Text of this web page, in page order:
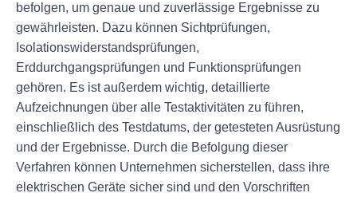
befolgen, um genaue und zuverlässige Ergebnisse zu
gewährleisten. Dazu können Sichtprüfungen,
Isolationswiderstandsprüfungen,
Erddurchgangsprüfungen und Funktionsprüfungen
gehören. Es ist außerdem wichtig, detaillierte
Aufzeichnungen über alle Testaktivitäten zu führen,
einschließlich des Testdatums, der getesteten Ausrüstung
und der Ergebnisse. Durch die Befolgung dieser
Verfahren können Unternehmen sicherstellen, dass ihre
elektrischen Geräte sicher sind und den Vorschriften